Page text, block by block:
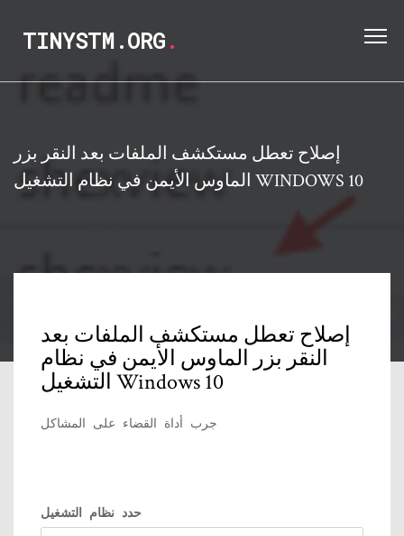
TINYSTM.ORG.
إصلاح تعطل مستكشف الملفات بعد النقر بزر
الماوس الأيمن في نظام التشغيل WINDOWS 10
إصلاح تعطل مستكشف الملفات بعد
النقر بزر الماوس الأيمن في نظام
التشغيل Windows 10
جرب أداة القضاء على المشاكل
حدد نظام التشغيل